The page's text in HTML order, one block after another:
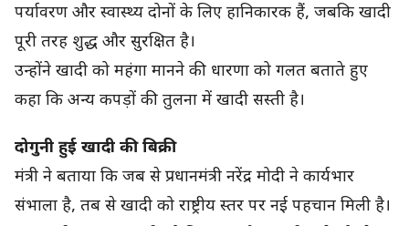
पर्यावरण और स्वास्थ्य दोनों के लिए हानिकारक हैं, जबकि खादी
पूरी तरह शुद्ध और सुरक्षित है।
उन्होंने खादी को महंगा मानने की धारणा को गलत बताते हुए
कहा कि अन्य कपड़ों की तुलना में खादी सस्ती है।
दोगुनी हुई खादी की बिक्री
मंत्री ने बताया कि जब से प्रधानमंत्री नरेंद्र मोदी ने कार्यभार
संभाला है, तब से खादी को राष्ट्रीय स्तर पर नई पहचान मिली है।